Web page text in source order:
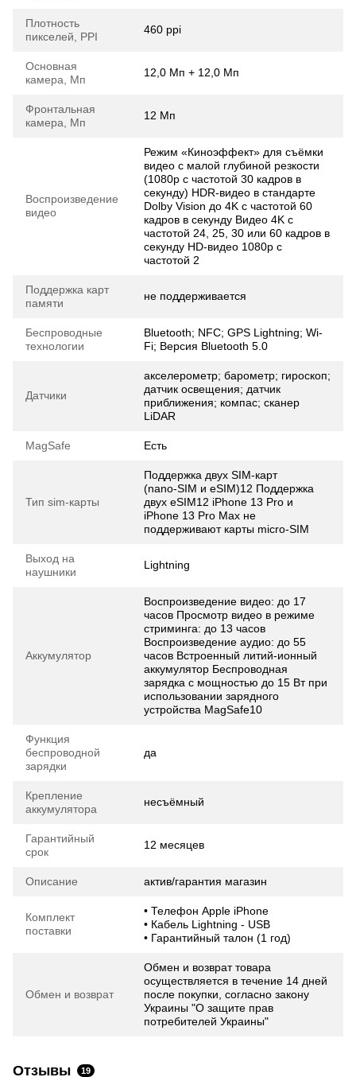
Плотность
пикселей, PPI
460 ppi
Основная
камера, Мп
12,0 Мп + 12,0 Мп
Фронтальная
камера, Мп
12 Мп
Воспроизведение
видео
Режим «Киноэффект» для съёмки
видео с малой глубиной резкости
(1080p с частотой 30 кадров в
секунду) HDR‑видео в стандарте
Dolby Vision до 4K с частотой 60
кадров в секунду Видео 4K с
частотой 24, 25, 30 или 60 кадров в
секунду HD‑видео 1080p с
частотой 2
Поддержка карт
памяти
не поддерживается
Беспроводные
технологии
Bluetooth; NFC; GPS Lightning; Wi-
Fi; Версия Bluetooth 5.0
Датчики
акселерометр; барометр; гироскоп;
датчик освещения; датчик
приближения; компас; сканер
LiDAR
MagSafe Есть
Тип sim-карты
Поддержка двух SIM‑карт
(nano‑SIM и eSIM)12 Поддержка
двух eSIM12 iPhone 13 Pro и
iPhone 13 Pro Max не
поддерживают карты micro‑SIM
Выход на
наушники
Lightning
Аккумулятор
Воспроизве­дение видео: до 17
часов Просмотр видео в режиме
стриминга: до 13 часов
Воспроизве­дение аудио: до 55
часов Встроенный литий-ионный
аккумулятор Беспроводная
зарядка с мощностью до 15 Вт при
использовании зарядного
устройства MagSafe10
Функция
беспроводной
зарядки
да
Крепление
аккумулятора
несъёмный
Гарантийный
срок
12 месяцев
Описание актив/гарантия магазин
Комплект
поставки
• Телефон Apple iPhone
• Кабель Lightning - USB
• Гарантийный талон (1 год)
Обмен и возврат
Обмен и возврат товара
осуществляется в течение 14 дней
после покупки, согласно закону
Украины "О защите прав
потребителей Украины"
Отзывы 19